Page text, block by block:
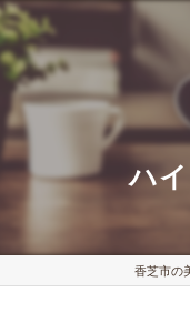
ハ
香芝市の